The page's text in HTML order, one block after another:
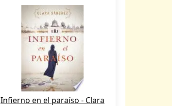
Infierno en el paraíso - Clara